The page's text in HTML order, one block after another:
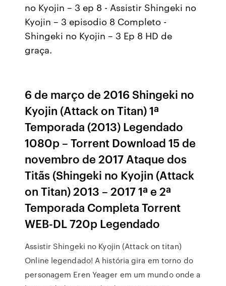
no Kyojin – 3 ep 8 - Assistir Shingeki no
Kyojin – 3 episodio 8 Completo -
Shingeki no Kyojin – 3 Ep 8 HD de
graça.
6 de março de 2016 Shingeki no
Kyojin (Attack on Titan) 1ª
Temporada (2013) Legendado
1080p – Torrent Download 15 de
novembro de 2017 Ataque dos
Titãs (Shingeki no Kyojin (Attack
on Titan) 2013 – 2017 1ª e 2ª
Temporada Completa Torrent
WEB-DL 720p Legendado
Assistir Shingeki no Kyojin (Attack on titan)
Online legendado! A história gira em torno do
personagem Eren Yeager em um mundo onde a